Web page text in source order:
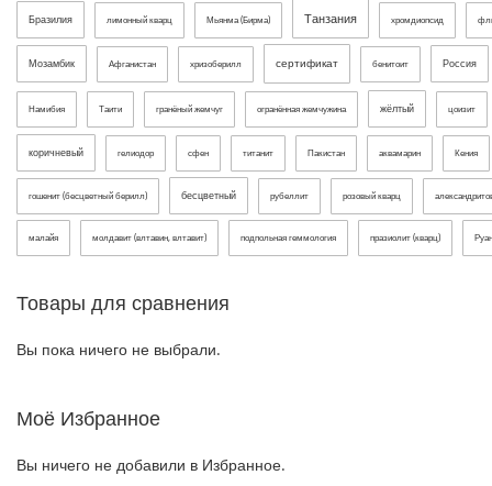
Бразилия лимонный кварц Мьянма (Бирма) Танзания хромдиопсид
Мозамбик Афганистан хризоберилл сертификат бенитоит Россия
Намибия Таити гранёный жемчуг огранённая жемчужина жёлтый цоизит
коричневый гелиодор сфен титанит Пакистан аквамарин Кения
гошенит (бесцветный берилл) бесцветный рубеллит розовый кварц
малайя молдавит (влтавин, влтавит) подпольная геммология празиолит (кварц)
Товары для сравнения
Вы пока ничего не выбрали.
Моё Избранное
Вы ничего не добавили в Избранное.